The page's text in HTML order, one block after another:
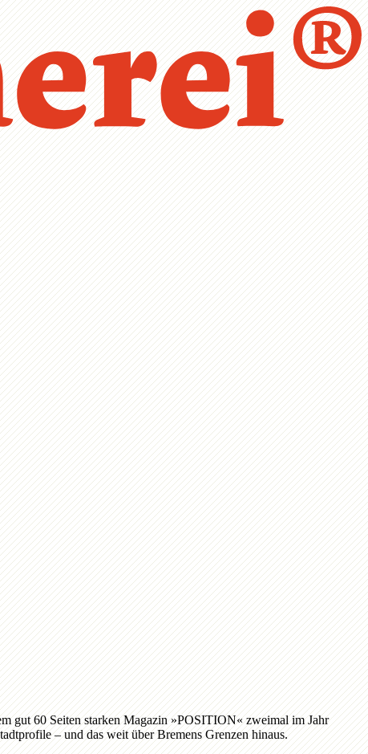
gut 60 Seiten starken Magazin »POSITION« zweimal im Jahr
– und das weit über Bremens Grenzen hinaus.